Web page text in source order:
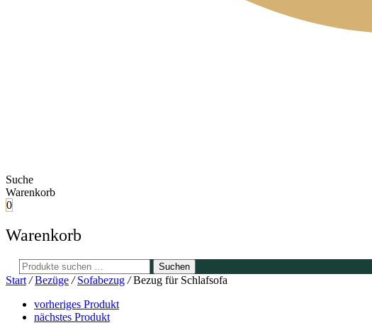
Suche
Warenkorb
0
Warenkorb
Suchen
nach:
Suchen
Start / Bezüge / Sofabezug /Bezug für Schlafsofa
vorheriges Produkt
nächstes Produkt